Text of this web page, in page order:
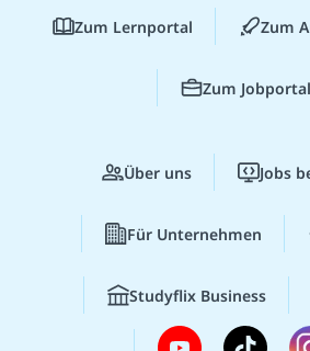
Zum Lernportal Zum
Zum Jobportal
Über uns Jobs
Für Unternehmen
Studyflix Business